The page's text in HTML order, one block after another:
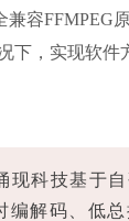
兼容
下，实现软
现科技基于
解码、低总